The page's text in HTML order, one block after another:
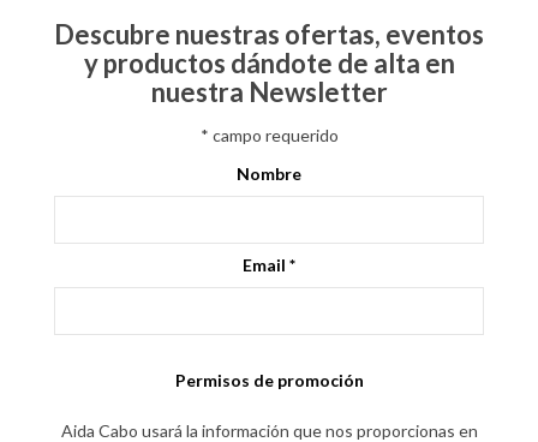
Descubre nuestras ofertas, eventos
y productos dándote de alta en
nuestra Newsletter
* campo requerido
Nombre
Email *
Permisos de promoción
Aida Cabo usará la información que nos proporcionas en